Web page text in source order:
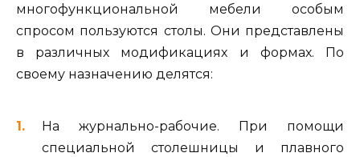
многофункциональной мебели особым
спросом пользуются столы. Они представлены
в различных модификациях и формах. По
своему назначению делятся:
На журнально-рабочие. При помощи
специальной столешницы и плавного